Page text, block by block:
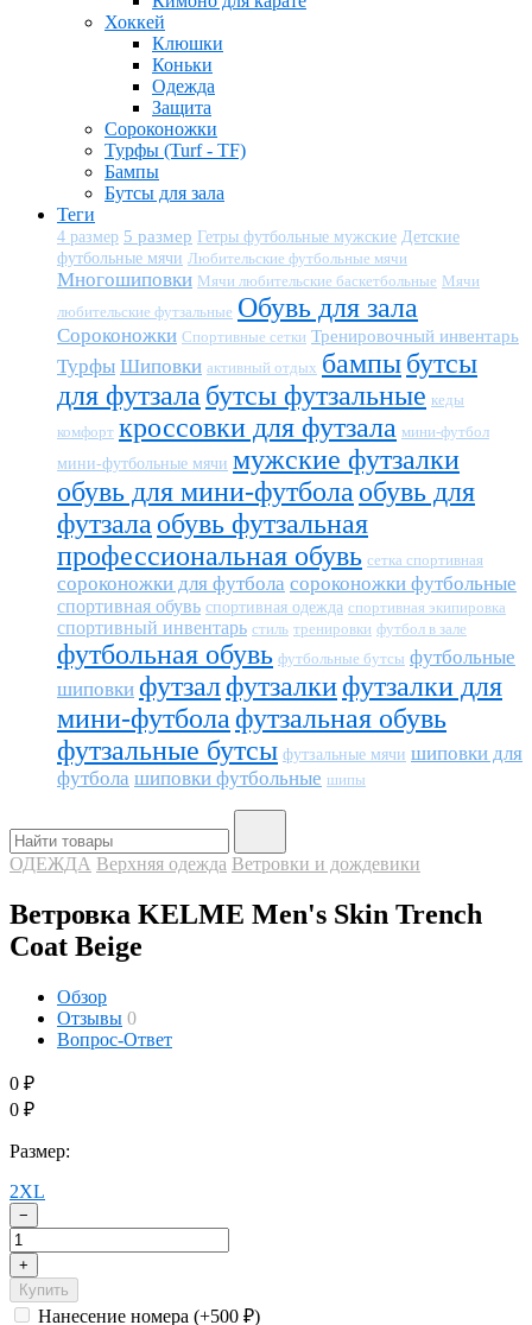
Хоккей
Клюшки
Коньки
Одежда
Защита
Сороконожки
Турфы (Turf - TF)
Бампы
Бутсы для зала
Теги
4 размер 5 размер Гетры футбольные мужские Детские
футбольные мячи Любительские футбольные мячи
Многошиповки Мячи любительские баскетбольные Мячи
любительские футзальные Обувь для зала
Сороконожки Спортивные сетки Тренировочный инвентарь
Турфы Шиповки активный отдых бампыбутсы
для футзала бутсы футзальные кеды
комфорт кроссовки для футзала мини-футбол
мини-футбольные мячи мужские футзалки
обувь для мини-футбола обувь для
футзала обувь футзальная
профессиональная обувь сетка спортивная
сороконожки для футбола сороконожки футбольные
спортивная обувь спортивная одежда спортивная экипировка
спортивный инвентарь стиль тренировки футбол в зале
футбольная обувь футбольные бутсы футбольные
шиповки футзалфутзалкифутзалки для
мини-футбола футзальная обувь
футзальные бутсы футзальные мячи шиповки для
футбола шиповки футбольные шипы
ОДЕЖДА Верхняя одежда Ветровки и дождевики
Ветровка KELME Men's Skin Trench
Coat Beige
Обзор
Отзывы 0
Вопрос-Ответ
0 ₽
0 ₽
Размер:
2XL
−
+
Купить
Нанесение номера (+500 ₽)